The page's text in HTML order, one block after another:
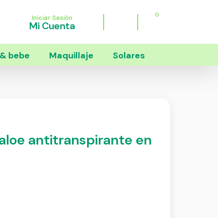
Iniciar Sesión
Mi Cuenta
0
bebe Maquillaje Solares
antitranspirante en